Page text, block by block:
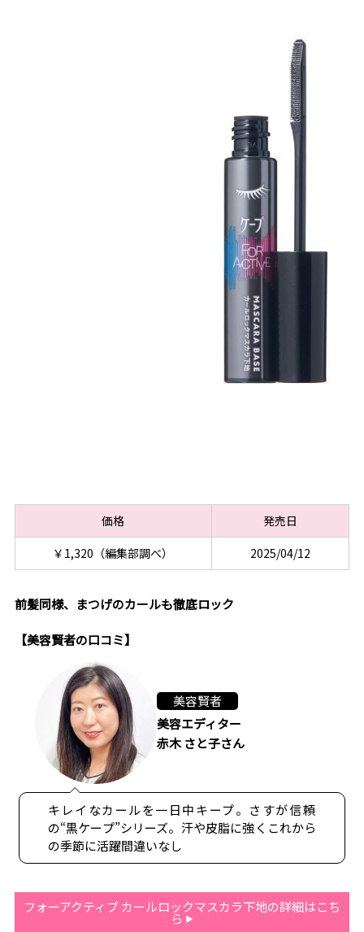
価格
発売日
￥1,320（編集部調べ）
2025/04/12
前髪同様、まつげのカールも徹底ロック
【美容賢者の口コミ】
美容賢者
美容エディター
赤木 さと子さん
キレイなカールを一日中キープ。さすが信頼
の“黒ケープ”シリーズ。汗や皮脂に強くこれから
の季節に活躍間違いなし
フォーアクティブ カールロックマスカラ下地の詳細はこち
ら